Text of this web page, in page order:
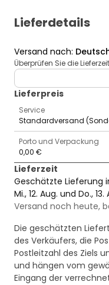
Lieferdetails
Versand nach:
Überprüfen Sie die
deliveryCountry
Lieferpreis
Service
Standardversand
Porto und Verpackung
0,00 €
Lieferzeit
Geschätzte Lieferung
Mi., 12. Aug. und Do., 13.
Versand noch heute,
Die geschätzten
des Verkäufers, die
Postleitzahl des Ziels
und hängen vom
Eingang der